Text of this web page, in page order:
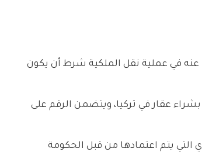
في عملية نقل الملكية شرط أن يكون
عقار في تركيا، ويتضمن الرقم على
التي يتم اعتمادها من قبل الحكومة